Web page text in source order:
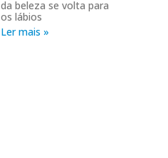
da beleza se volta para
os lábios
Ler mais »